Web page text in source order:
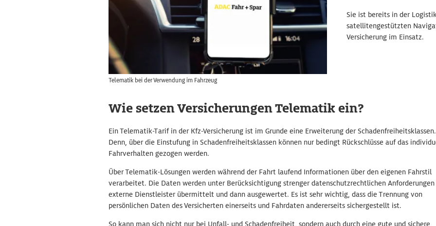
Telematik bei der Verwendung im Fahrzeug
Sie ist bereits in der
satellitengestützten
Versicherung im Einsatz.
Wie setzen Versicherungen Telematik ein?
Ein Telematik-Tarif in der Kfz-Versicherung ist im Grunde eine Erweiterung der Schadenfreiheitsklassen.
Denn, über die Einstufung in Schadenfreiheitsklassen können nur bedingt Rückschlüsse auf das
Fahrverhalten gezogen werden.
Über Telematik-Lösungen werden während der Fahrt laufend Informationen über den eigenen Fahrstil
verarbeitet. Die Daten werden unter Berücksichtigung strenger datenschutzrechtlichen Anforderungen
externe Dienstleister übermittelt und dann ausgewertet. Es ist sehr wichtig, dass die Trennung von
persönlichen Daten des Versicherten einerseits und Fahrdaten andererseits sichergestellt ist.